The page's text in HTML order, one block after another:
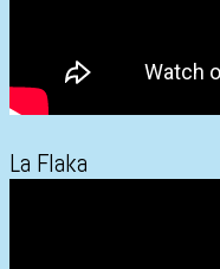
La Flaka